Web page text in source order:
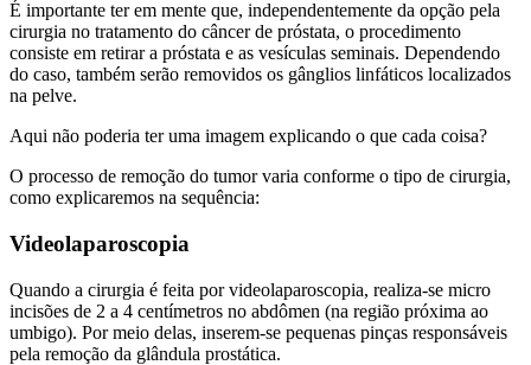
É importante ter em mente que, independentemente da opção pela
cirurgia no tratamento do câncer de próstata, o procedimento
consiste em retirar a próstata e as vesículas seminais. Dependendo
do caso, também serão removidos os gânglios linfáticos localizados
na pelve.
Aqui não poderia ter uma imagem explicando o que cada coisa?
O processo de remoção do tumor varia conforme o tipo de cirurgia,
como explicaremos na sequência:
Videolaparoscopia
Quando a cirurgia é feita por videolaparoscopia, realiza-se micro
incisões de 2 a 4 centímetros no abdômen (na região próxima ao
umbigo). Por meio delas, inserem-se pequenas pinças responsáveis
pela remoção da glândula prostática.